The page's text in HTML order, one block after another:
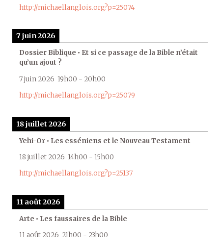
http://michaellanglois.org?p=25074
7 juin 2026
Dossier Biblique • Et si ce passage de la Bible n’était
qu’un ajout ?
7 juin 2026 19h00 - 20h00
http://michaellanglois.org?p=25079
18 juillet 2026
Yehi-Or • Les esséniens et le Nouveau Testament
18 juillet 2026 14h00 - 15h00
http://michaellanglois.org?p=25137
11 août 2026
Arte • Les faussaires de la Bible
11 août 2026 21h00 - 23h00